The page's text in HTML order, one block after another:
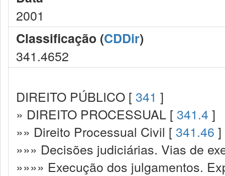
2001
Classificação (CDDir)
341.4652
DIREITO PÚBLICO [ 341 ]
» DIREITO PROCESSUAL [ 341.4 ]
»» Direito Processual Civil [ 341.46 ]
»»» Decisões judiciárias. Vias de
»»»» Execução dos julgamentos.